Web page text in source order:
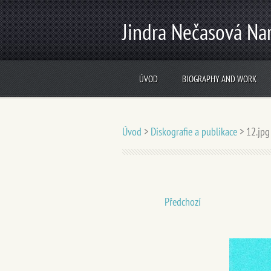
Jindra Nečasová
ÚVOD BIOGRAPHY AND WORK
Úvod > Diskografie a publikace > 12.jpg
Předchozí